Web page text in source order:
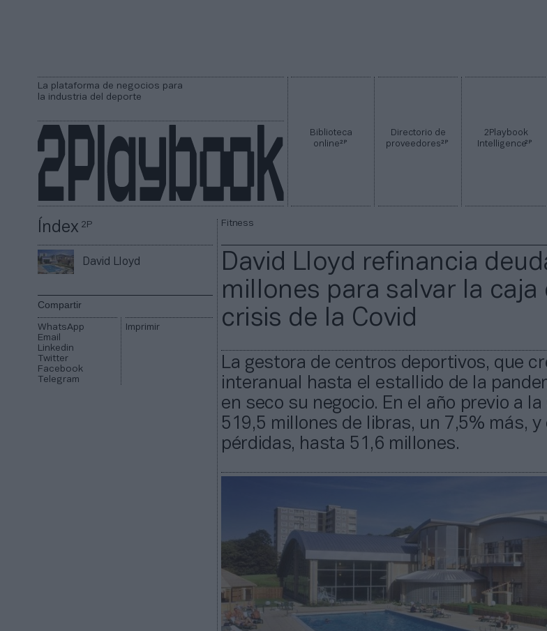
La plataforma de negocios para
la industria del deporte
Biblioteca
online2P
Directorio de
proveedores2P
2Playbook
Intelligence2P
Índex2P
David Lloyd
Compartir
WhatsApp
Email
Linkedin
Twitter
Facebook
Telegram
Imprimir
Fitness
David Lloyd refinancia
millones para salvar la caja
crisis de la Covid
La gestora de centros deportivos, que
interanual hasta el estallido de la
en seco su negocio. En el año previo a
519,5 millones de libras, un 7,5% más,
pérdidas, hasta 51,6 millones.